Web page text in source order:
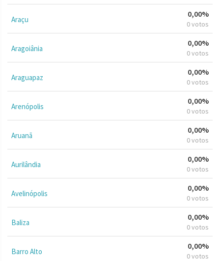
Araçu
0,00%
0 votos
Aragoiânia
0,00%
0 votos
Araguapaz
0,00%
0 votos
Arenópolis
0,00%
0 votos
Aruanã
0,00%
0 votos
Aurilândia
0,00%
0 votos
Avelinópolis
0,00%
0 votos
Baliza
0,00%
0 votos
Barro Alto
0,00%
0 votos